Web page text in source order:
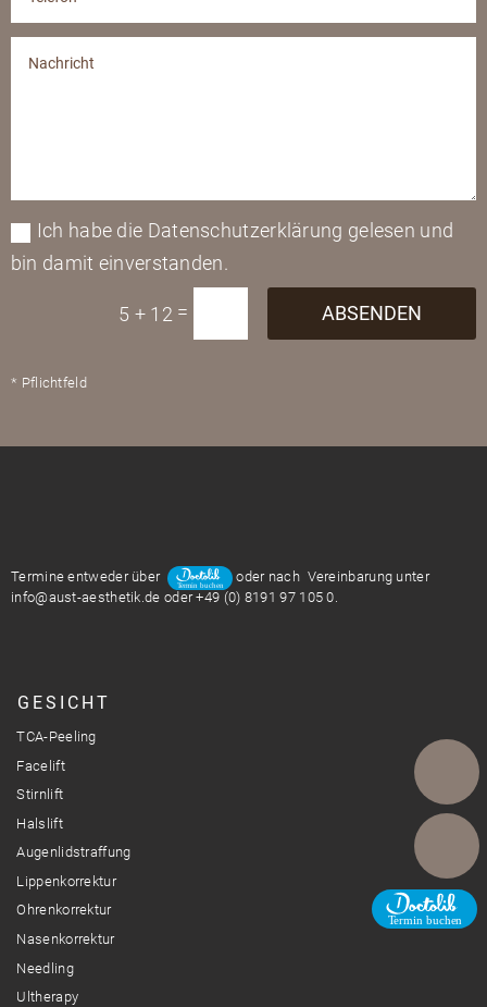
Ich habe die Datenschutzerklärung gelesen und
bin damit einverstanden.
5 + 12 = ABSENDEN
* Pflichtfeld
Termine entweder über
oder nach Vereinbarung unter
info@aust-aesthetik.de oder +49 (0) 8191 97 105 0.
GESICHT
TCA-Peeling
Facelift
Stirnlift
Halslift
Augenlidstraffung
Lippenkorrektur
Ohrenkorrektur
Nasenkorrektur
Needling
Ultherapy
Telefon
E-Mail